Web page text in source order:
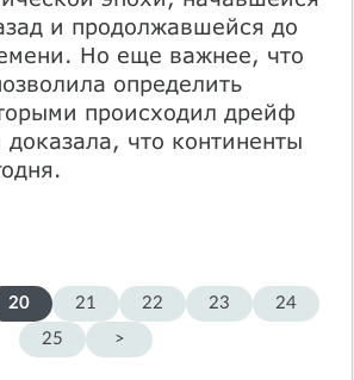
и продолжавшейся до
Но еще важнее, что
определить
происходил дрейф
доказала, что континенты
20 21 22 23
24
25
>